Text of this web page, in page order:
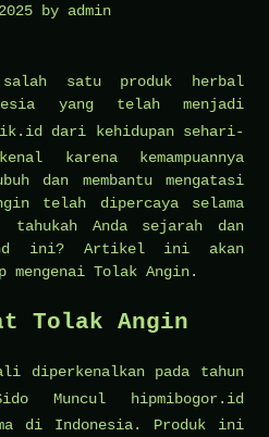
by admin
satu produk herbal
yang telah menjadi
dari kehidupan sehari-
karena kemampuannya
dan membantu mengatasi
telah dipercaya selama
tahukah Anda sejarah dan
ini? Artikel ini akan
mengenai Tolak Angin.
Tolak Angin
diperkenalkan pada tahun
Muncul hipmibogor.id
di Indonesia. Produk ini